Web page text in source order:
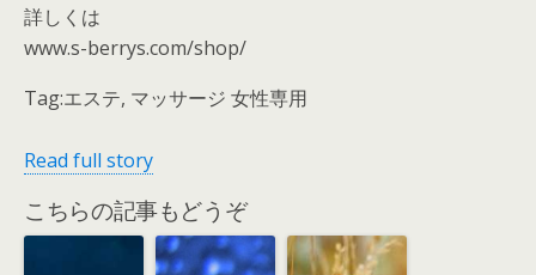
詳しくは
www.s-berrys.com/shop/
Tag:エステ, マッサージ 女性専用
Read full story
こちらの記事もどうぞ